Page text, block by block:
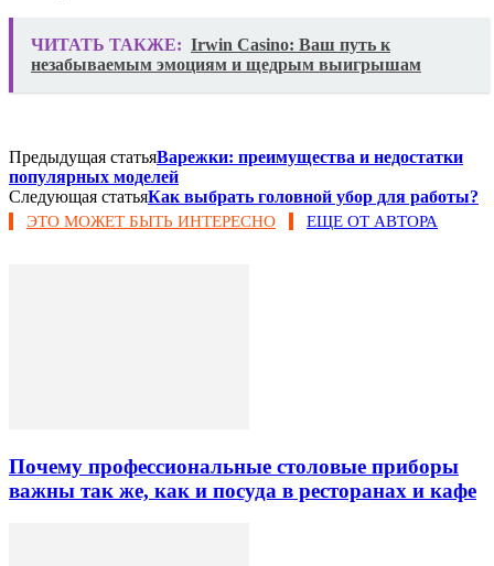
ЧИТАТЬ ТАКЖЕ: Irwin Casino: Ваш путь к
незабываемым эмоциям и щедрым выигрышам
Предыдущая статьяВарежки: преимущества и недостатки
популярных моделей
Следующая статьяКак выбрать головной убор для работы?
ЭТО МОЖЕТ БЫТЬ ИНТЕРЕСНО ЕЩЕ ОТ АВТОРА
Почему профессиональные столовые приборы
важны так же, как и посуда в ресторанах и кафе